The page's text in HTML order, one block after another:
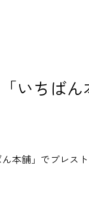
いちば
本舗」でブレス